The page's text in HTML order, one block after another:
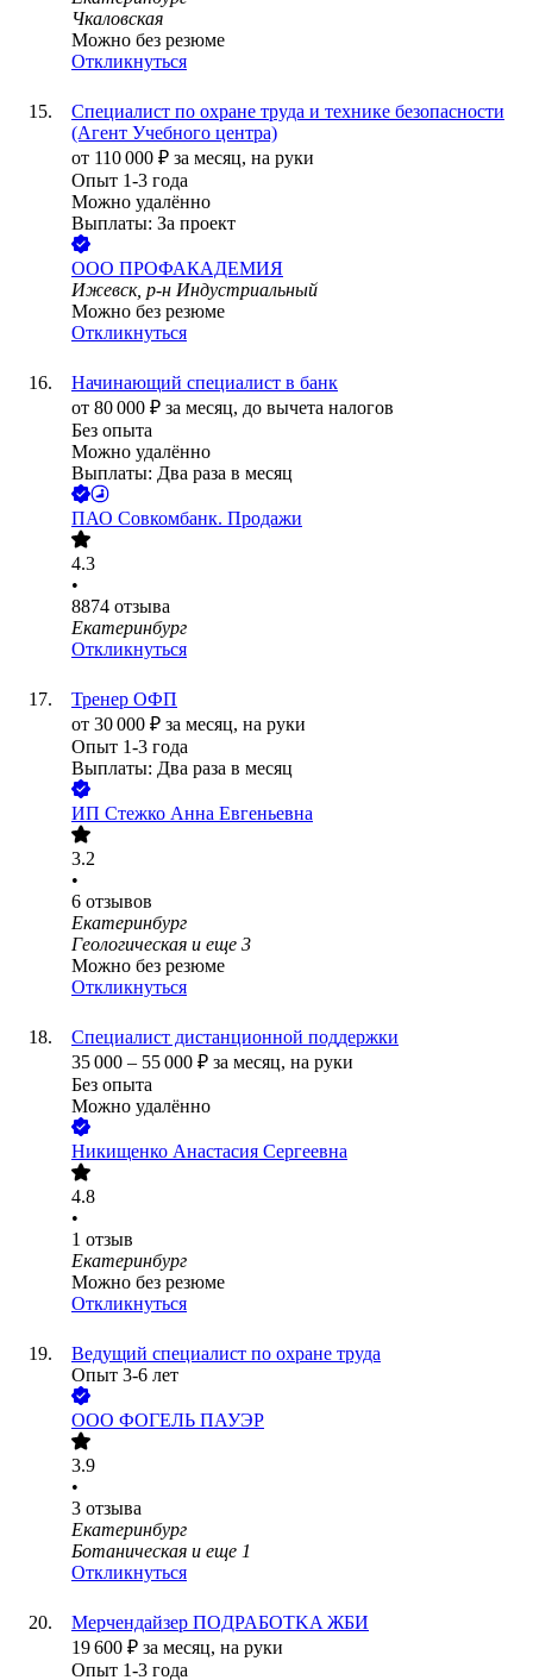
Чкаловская
Можно без резюме
Откликнуться
Специалист по охране труда и технике безопасности
(Агент Учебного центра)
от 110 000 ₽ за месяц, на руки
Опыт 1-3 года
Можно удалённо
Выплаты: За проект
ООО ПРОФАКАДЕМИЯ
Ижевск, р-н Индустриальный
Можно без резюме
Откликнуться
Начинающий специалист в банк
от 80 000 ₽ за месяц, до вычета налогов
Без опыта
Можно удалённо
Выплаты: Два раза в месяц
ПАО Совкомбанк. Продажи
4.3
•
8874 отзыва
Екатеринбург
Откликнуться
Тренер ОФП
от 30 000 ₽ за месяц, на руки
Опыт 1-3 года
Выплаты: Два раза в месяц
ИП Стежко Анна Евгеньевна
3.2
•
6 отзывов
Екатеринбург
Геологическая и еще 3
Можно без резюме
Откликнуться
Специалист дистанционной поддержки
35 000 – 55 000 ₽ за месяц, на руки
Без опыта
Можно удалённо
Никищенко Анастасия Сергеевна
4.8
•
1 отзыв
Екатеринбург
Можно без резюме
Откликнуться
Ведущий специалист по охране труда
Опыт 3-6 лет
ООО ФОГЕЛЬ ПАУЭР
3.9
•
3 отзыва
Екатеринбург
Ботаническая и еще 1
Откликнуться
Мерчендайзер ПOДPAБOTKA ЖБИ
19 600 ₽ за месяц, на руки
Опыт 1-3 года